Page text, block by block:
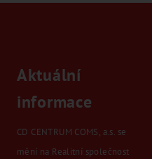
Aktuální
informace
CD CENTRUM COMS, a.s. se
mění na Realitní společnost